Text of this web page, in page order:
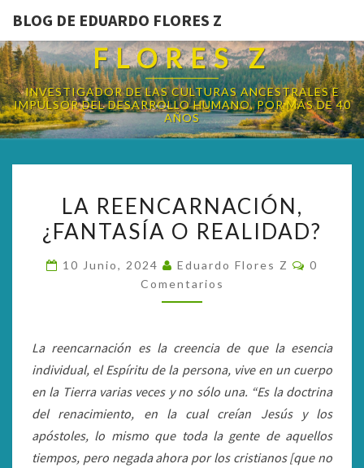
BLOG DE EDUARDO FLORES Z
BLOG DE EDUARDO
FLORES Z
INVESTIGADOR DE LAS CULTURAS ANCESTRALES E
IMPULSOR DEL DESARROLLO HUMANO, POR MÁS DE 40
AÑOS
REENCARNACIÓN,
¿FANTASÍA
LA REENCARNACIÓN,
¿FANTASÍA O REALIDAD?
10 Junio, 2024 Eduardo Flores Z
0
Comentarios
La reencarnación es la creencia de que la esencia
individual, el Espíritu de la persona, vive en un cuerpo
en la Tierra varias veces y no sólo una. “Es la doctrina
del renacimiento, en la cual creían Jesús y los
apóstoles, lo mismo que toda la gente de aquellos
tiempos, pero negada ahora por los cristianos [que no